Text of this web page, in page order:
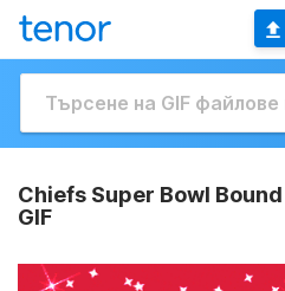
Chiefs Super Bowl
GIF